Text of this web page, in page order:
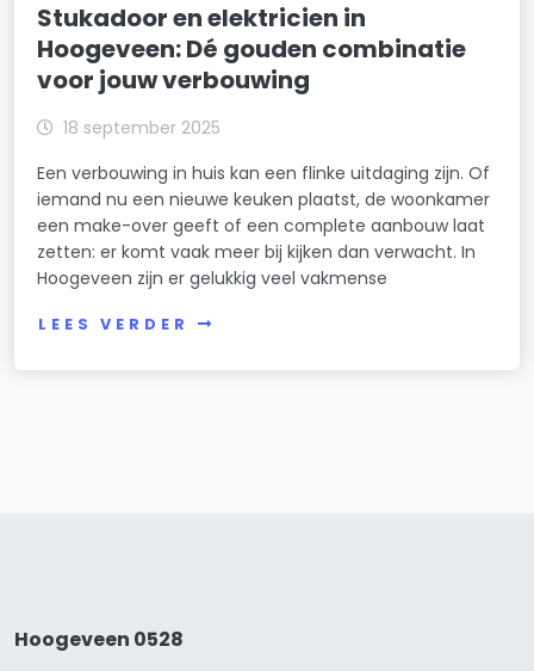
Stukadoor en elektricien in
Hoogeveen: Dé gouden combinatie
voor jouw verbouwing
18 september 2025
Een verbouwing in huis kan een flinke uitdaging zijn. Of
iemand nu een nieuwe keuken plaatst, de woonkamer
een make-over geeft of een complete aanbouw laat
zetten: er komt vaak meer bij kijken dan verwacht. In
Hoogeveen zijn er gelukkig veel vakmense
LEES VERDER
Hoogeveen 0528